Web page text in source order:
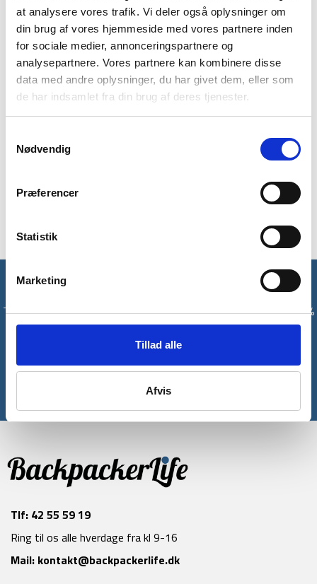
at analysere vores trafik. Vi deler også oplysninger om
din brug af vores hjemmeside med vores partnere inden
for sociale medier, annonceringspartnere og
analysepartnere. Vores partnere kan kombinere disse
data med andre oplysninger, du har givet dem, eller som
de har indsamlet fra din brug af deres tjenester.
Nødvendig
Præferencer
Statistik
Marketing
Tillad alle
Afvis
BESKRIVELSE
YDERLIGERE INFORMATION
BRAND
FAQ
Legendary Camp Mug fra Stanley er til dig, som ønsker en
findes den i forskellige farver. Den er med til at holde dine
drikkevarer kølige/varme på turen eller i hverdagen. Stanley
og så er den er fremstillet i rustfrit stål med
Tilmeld dig vores nyhedsbrev og modtag med det samme en 10%
rabatkode til din første ordre*
Tilmeld
*Gælder ikke allerede nedsatte varer
Tlf: 42 55 59 19
Ring til os alle hverdage fra kl 9-16
Mail: kontakt@backpackerlife.dk